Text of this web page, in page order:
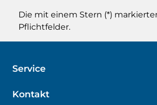
Die mit einem Stern (*)
Pflichtfelder.
Kontakt
Service